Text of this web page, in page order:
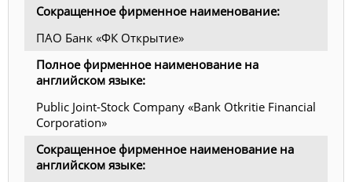
Сокращенное фирменное наименование:
ПАО Банк «ФК Открытие»
Полное фирменное наименование на
английском языке:
Public Joint-Stock Company «Bank Otkritie Financial
Corporation»
Сокращенное фирменное наименование на
английском языке: